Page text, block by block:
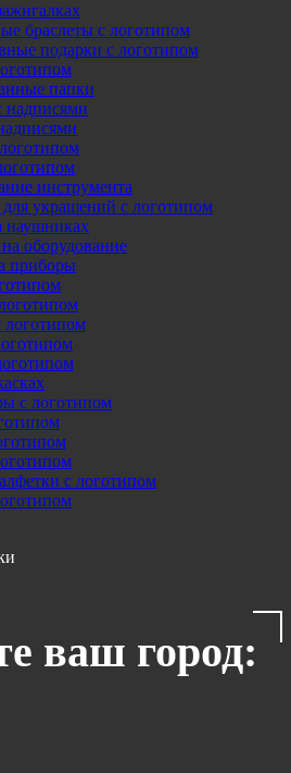
браслеты с логотипом
подарки с логотипом
папки
надписями
инструмента
украшений с логотипом
наушниках
оборудование
приборы
логотипом
с логотипом
с логотипом
ваш город: